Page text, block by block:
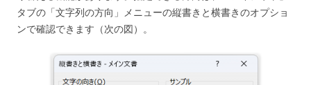
タブの「文字列の方向」メニューの縦書きと横書きのオプショ
ンで確認できます（次の図）。